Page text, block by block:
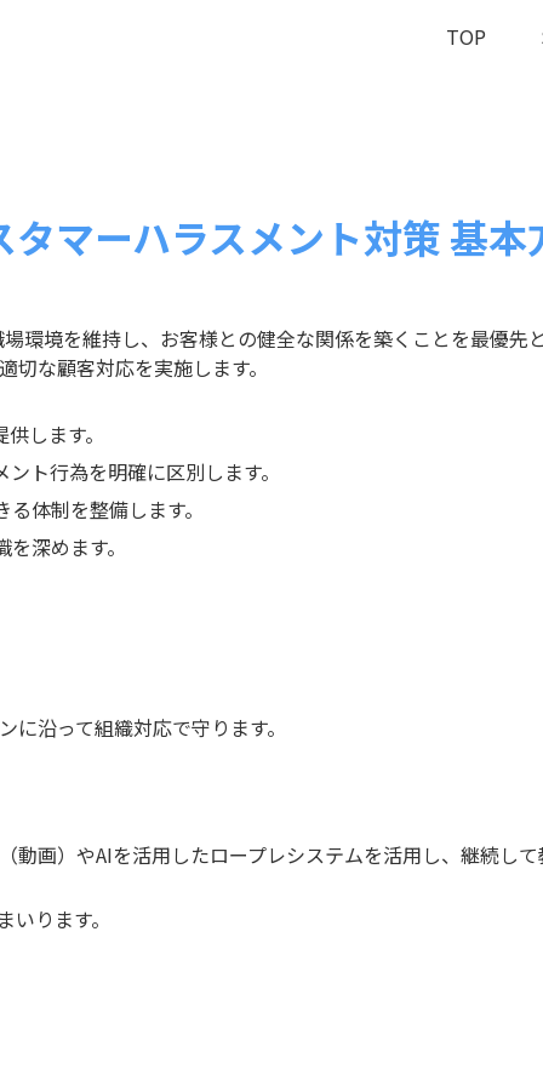
TOP
タマーハラスメント対策 基本
環境を維持し、お客様との健全な関係を築くことを最優先
な顧客対応を実施します。
します。
ト行為を明確に区別します。
体制を整備します。
深めます。
沿って組織対応で守ります。
画）やAIを活用したロープレシステムを活用し、継続し
ります。